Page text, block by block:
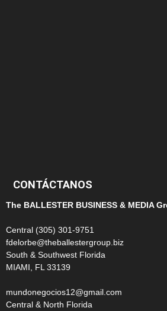
CONTÁCTANOS
The BALLESTER BUSINESS & MEDIA
Central (305) 301-9751
fdelorbe@theballestergroup.biz
South & Southwest Florida
MIAMI, FL 33139
mundonegocios12@gmail.com
Central & North Florida